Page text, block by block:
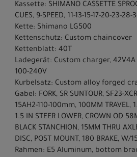
Kassette: SHIMANO CASSETTE
CUES, 9-SPEED, 11-13-15-17-20-23-28-
Kette: Shimano LG500
Kettenschutz: Custom chaincover
Kettenblatt: 40T
Ladegerät: Custom charger,
100-240V
Kurbelsatz: Custom alloy forged
Gabel: FORK, SR SUNTOUR, SF23-
15AH2-110-100mm, 100MM TRAVEL,
1.5 IN STEER LOWER, CROWN OD
BLACK STANCHION, 15MM THRU
DISC, POST MOUNT, 180 BRAKE, W/
Rahmen: E5 Aluminum, bottom